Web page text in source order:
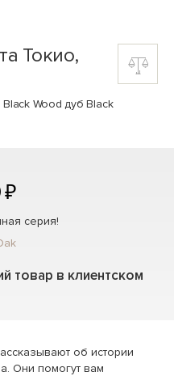
Токио,
Black Wood дуб Black
₽
серия!
товар в клиентском
об истории
Они помогут вам